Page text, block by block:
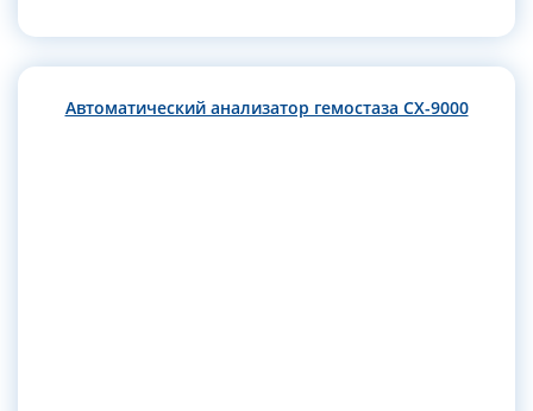
Автоматический анализатор гемостаза CX-9000